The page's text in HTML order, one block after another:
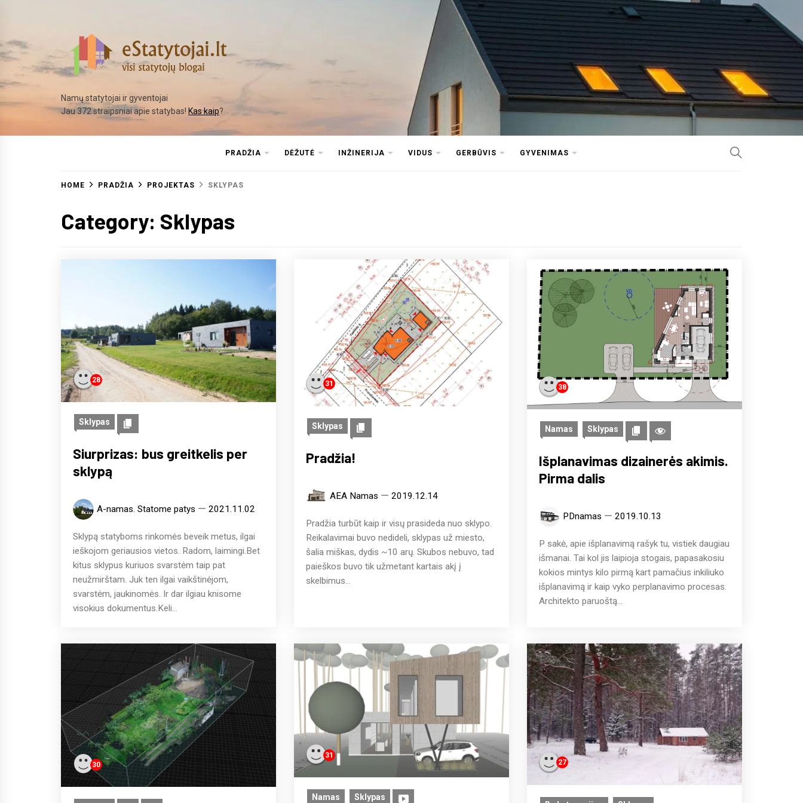
content
Namų statytojai ir gyventojai
Jau 372 straipsniai apie statybas! Kas kaip?
PRADŽIA DĖŽUTĖ INŽINERIJA VIDUS GERBŪVIS GYVENIMAS
HOME PRADŽIA PROJEKTAS SKLYPAS
Category: Sklypas
28
Sklypas
Siurprizas: bus greitkelis per
sklypą
A-namas. Statome patys 2021.11.02
Sklypą statyboms rinkomės beveik metus, ilgai
ieškojom geriausios vietos. Radom, laimingi.Bet
kitus sklypus kuriuos svarstėm taip pat
neužmirštam. Juk ten ilgai vaikštinėjom,
svarstėm, jaukinomės. Ir dar ilgiau knisome
visokius dokumentus.Keli...
31
Sklypas
Pradžia!
AEA Namas 2019.12.14
Pradžia turbūt kaip ir visų prasideda nuo sklypo.
Reikalavimai buvo nedideli, sklypas už miesto,
šalia miškas, dydis ~10 arų. Skubos nebuvo, tad
paieškos buvo tik užmetant kartais akį į
skelbimus...
38
Namas Sklypas
Išplanavimas dizainerės akimis.
Pirma dalis
PDnamas 2019.10.13
P sakė, apie išplanavimą rašyk tu, vistiek daugiau
išmanai. Tai kol jis laipioja stogais, papasakosiu
kokios mintys kilo pirmą kart pamačius inkiliuko
išplanavimą ir kaip vyko perplanavimo procesas.
Architekto paruoštą...
30
31
Namas Sklypas
27